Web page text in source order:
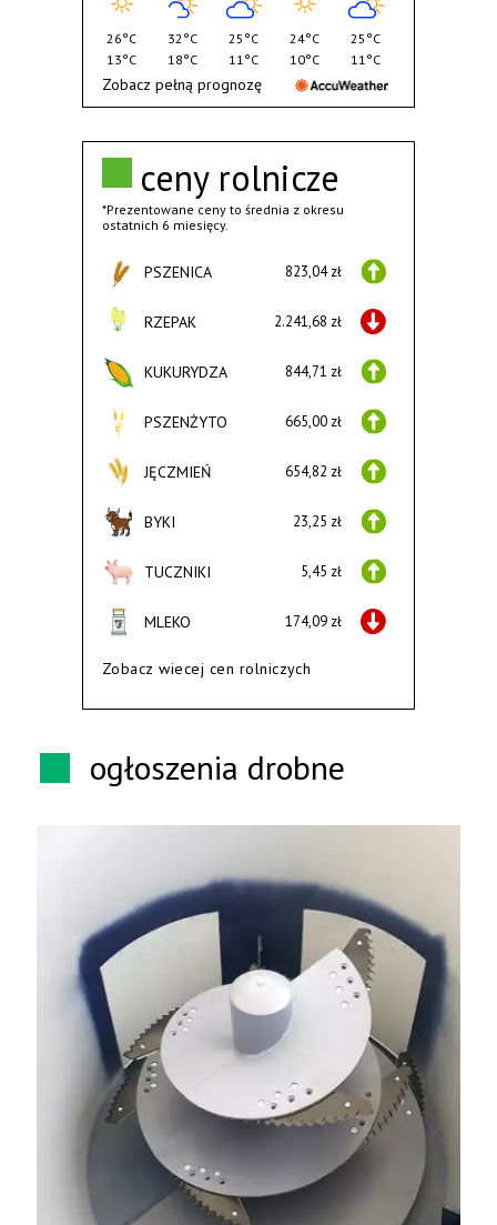
ceny rolnicze
*Prezentowane ceny to średnia z okresu
ostatnich 6 miesięcy.
PSZENICA 823,04 zł
RZEPAK 2.241,68 zł
KUKURYDZA 844,71 zł
PSZENŻYTO 665,00 zł
JĘCZMIEŃ 654,82 zł
BYKI 23,25 zł
TUCZNIKI 5,45 zł
MLEKO 174,09 zł
Zobacz wiecej cen rolniczych
26°C
13°C
32°C
18°C
25°C
11°C
24°C
10°C
25°C
11°C
Zobacz pełną prognozę
ogłoszenia drobne